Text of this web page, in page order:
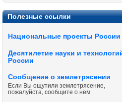
Полезные ссылки
Национальные проекты России
Десятилетие науки и
России
Сообщение о землетрясении
Если Вы ощутили землетрясение,
пожалуйста, сообщите о нём